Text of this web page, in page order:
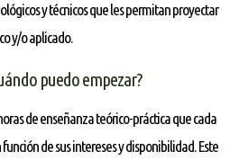
y técnicos que les permitan proyectar
y/o aplicado.
puedo empezar?
de enseñanza teórico-práctica que cada
de sus intereses y disponibilidad. Este